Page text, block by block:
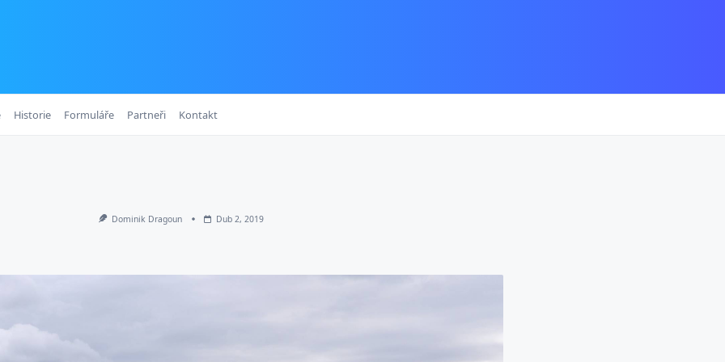
Historie Formuláře Partneři Kontakt
Dominik Dragoun Dub 2, 2019